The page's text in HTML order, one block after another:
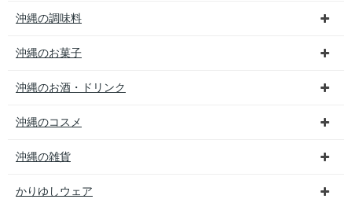
沖縄の調味料
沖縄のお菓子
沖縄のお酒・ドリンク
沖縄のコスメ
沖縄の雑貨
かりゆしウェア